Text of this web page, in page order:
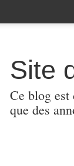
Site
Ce blog est
que des